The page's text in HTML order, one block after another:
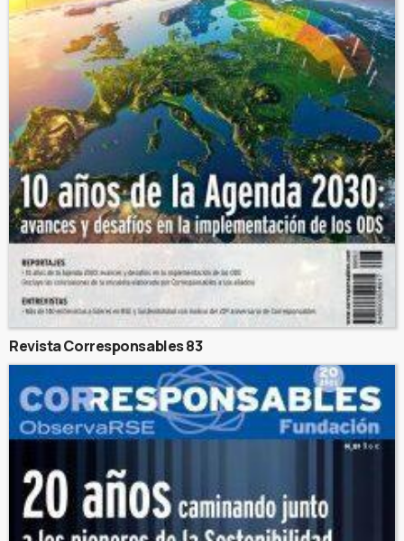
Revista Corresponsables 83